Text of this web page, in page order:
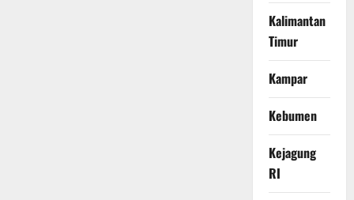
Kalimantan
Timur
Kampar
Kebumen
Kejagung
RI